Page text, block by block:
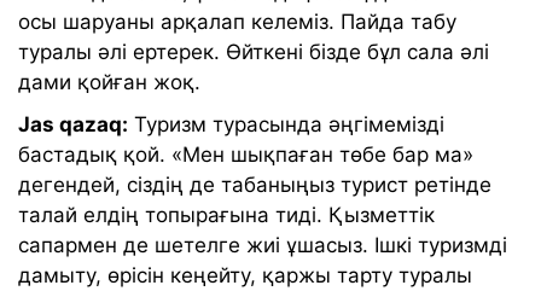
осы шаруаны арқалап келеміз. Пайда табу
туралы әлі ертерек. Өйткені бізде бұл сала әлі
дами қойған жоқ.
Jas qazaq: Туризм турасында әңгімемізді
бастадық қой. «Мен шықпаған төбе бар ма»
дегендей, сіздің де табаныңыз турист ретінде
талай елдің топырағына тиді. Қызметтік
сапармен де шетелге жиі ұшасыз. Ішкі туризмді
дамыту, өрісін кеңейту, қаржы тарту туралы